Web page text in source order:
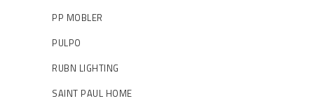
PP MOBLER
PULPO
RUBN LIGHTING
SAINT PAUL HOME